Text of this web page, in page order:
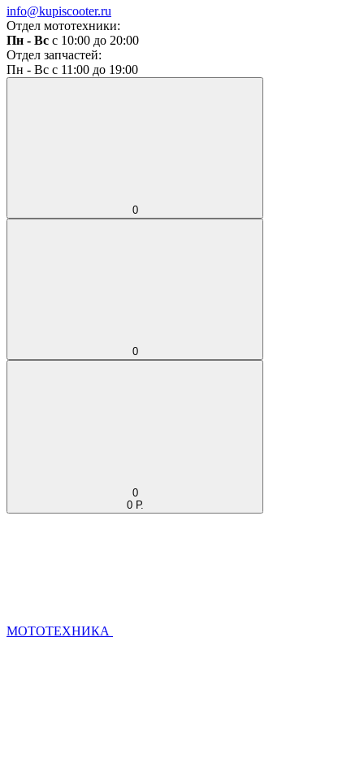
info@kupiscooter.ru
Отдел мототехники:
Пн - Вс с 10:00 до 20:00
Отдел запчастей:
Пн - Вс с 11:00 до 19:00
0
0
0
0 Р.
МОТОТЕХНИКА